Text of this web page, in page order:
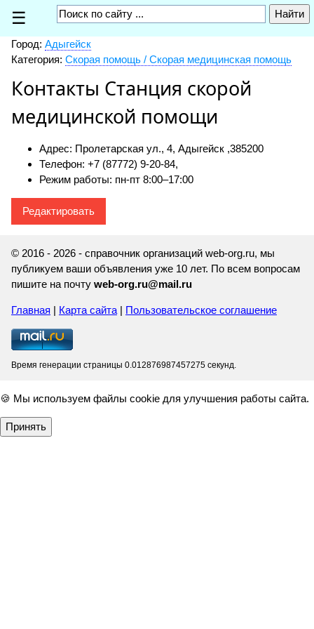
☰
Город: Адыгейск
Категория: Скорая помощь / Скорая медицинская помощь
Контакты Станция скорой
медицинской помощи
Адрес: Пролетарская ул., 4, Адыгейск ,385200
Телефон: +7 (87772) 9-20-84,
Режим работы: пн-пт 8:00–17:00
Редактировать
© 2016 - 2026 - справочник организаций web-org.ru, мы
публикуем ваши объявления уже 10 лет. По всем вопросам
пишите на почту web-org.ru@mail.ru
Главная | Карта сайта| Пользовательское соглашение
Время генерации страницы 0.012876987457275 секунд.
🍪 Мы используем файлы cookie для улучшения работы сайта.
Принять